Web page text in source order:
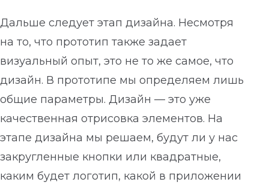
Дальше следует этап дизайна. Несмотря
на то, что прототип также задает
визуальный опыт, это не то же самое, что
дизайн. В прототипе мы определяем лишь
общие параметры. Дизайн — это уже
качественная отрисовка элементов. На
этапе дизайна мы решаем, будут ли у нас
закругленные кнопки или квадратные,
каким будет логотип, какой в приложении